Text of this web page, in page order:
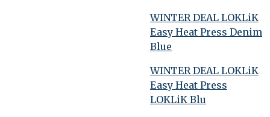
WINTER DEAL LOKLiK
Easy Heat Press Denim
Blue
WINTER DEAL LOKLiK
Easy Heat Press
LOKLiK Blu